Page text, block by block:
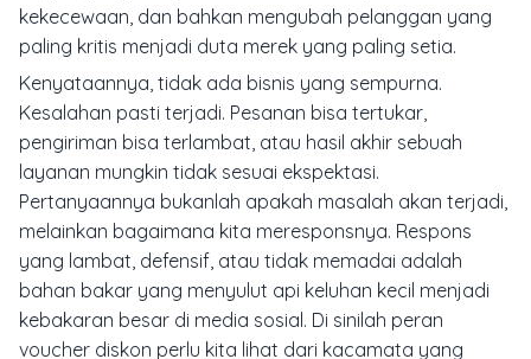
kekecewaan, dan bahkan mengubah pelanggan yang
paling kritis menjadi duta merek yang paling setia.
Kenyataannya, tidak ada bisnis yang sempurna.
Kesalahan pasti terjadi. Pesanan bisa tertukar,
pengiriman bisa terlambat, atau hasil akhir sebuah
layanan mungkin tidak sesuai ekspektasi.
Pertanyaannya bukanlah apakah masalah akan terjadi,
melainkan bagaimana kita meresponsnya. Respons
yang lambat, defensif, atau tidak memadai adalah
bahan bakar yang menyulut api keluhan kecil menjadi
kebakaran besar di media sosial. Di sinilah peran
voucher diskon perlu kita lihat dari kacamata yang